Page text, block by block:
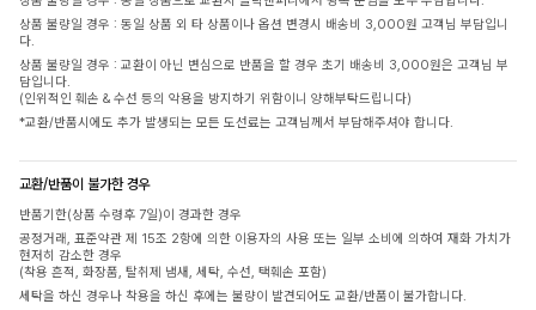
상품 불량일 경우 : 동일 상품 외 타 상품이나 옵션 변경시 배송비 3,000원 고객님 부담입니
다.
상품 불량일 경우 : 교환이 아닌 변심으로 반품을 할 경우 초기 배송비 3,000원은 고객님 부
담입니다.
(인위적인 훼손 & 수선 등의 악용을 방지하기 위함이니 양해부탁드립니다)
*교환/반품시에도 추가 발생되는 모든 도선료는 고객님께서 부담해주셔야 합니다.
교환/반품이 불가한 경우
반품기한(상품 수령후 7일)이 경과한 경우
공정거래, 표준약관 제 15조 2항에 의한 이용자의 사용 또는 일부 소비에 의하여 재화 가치가
현저히 감소한 경우
(착용 흔적, 화장품, 탈취제 냄새, 세탁, 수선, 택훼손 포함)
세탁을 하신 경우나 착용을 하신 후에는 불량이 발견되어도 교환/반품이 불가합니다.